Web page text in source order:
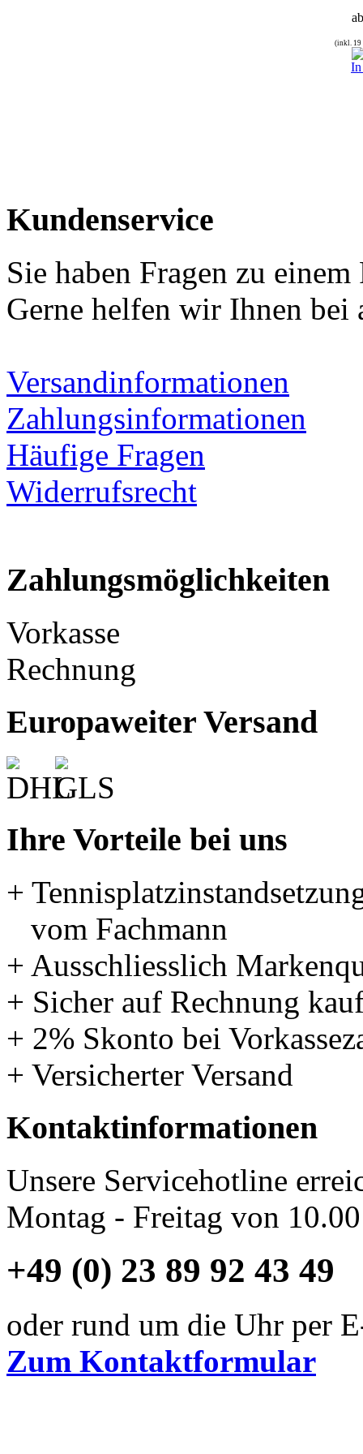
(inkl. 19
In
Kundenservice
Sie haben Fragen zu
Gerne helfen wir Ihnen bei
Versandinformationen
Zahlungsinformationen
Häufige Fragen
Widerrufsrecht
Zahlungsmöglichkeiten
Vorkasse
Rechnung
Europaweiter Versand
Ihre Vorteile bei uns
+
vom Fachmann
+ Ausschliesslich
+ Sicher auf Rechnung
+ 2% Skonto bei
+ Versicherter Versand
Kontaktinformationen
Unsere Servicehotline
Montag - Freitag von
+49 (0) 23 89 92 43 49
oder rund um die Uhr per
Zum Kontaktformular